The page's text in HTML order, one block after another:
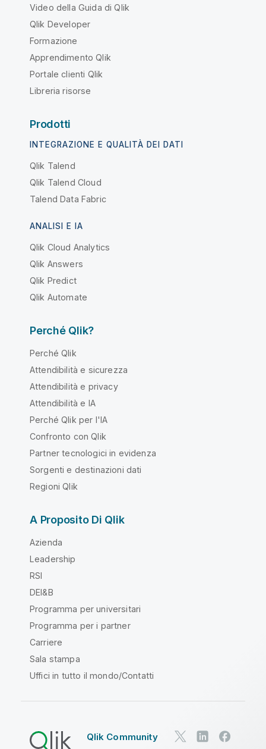
Video della Guida di Qlik
Qlik Developer
Formazione
Apprendimento Qlik
Portale clienti Qlik
Libreria risorse
Prodotti
INTEGRAZIONE E QUALITÀ DEI DATI
Qlik Talend
Qlik Talend Cloud
Talend Data Fabric
ANALISI E IA
Qlik Cloud Analytics
Qlik Answers
Qlik Predict
Qlik Automate
Perché Qlik?
Perché Qlik
Attendibilità e sicurezza
Attendibilità e privacy
Attendibilità e IA
Perché Qlik per l'IA
Confronto con Qlik
Partner tecnologici in evidenza
Sorgenti e destinazioni dati
Regioni Qlik
A Proposito Di Qlik
Azienda
Leadership
RSI
DEI&B
Programma per universitari
Programma per i partner
Carriere
Sala stampa
Uffici in tutto il mondo/Contatti
Qlik Community